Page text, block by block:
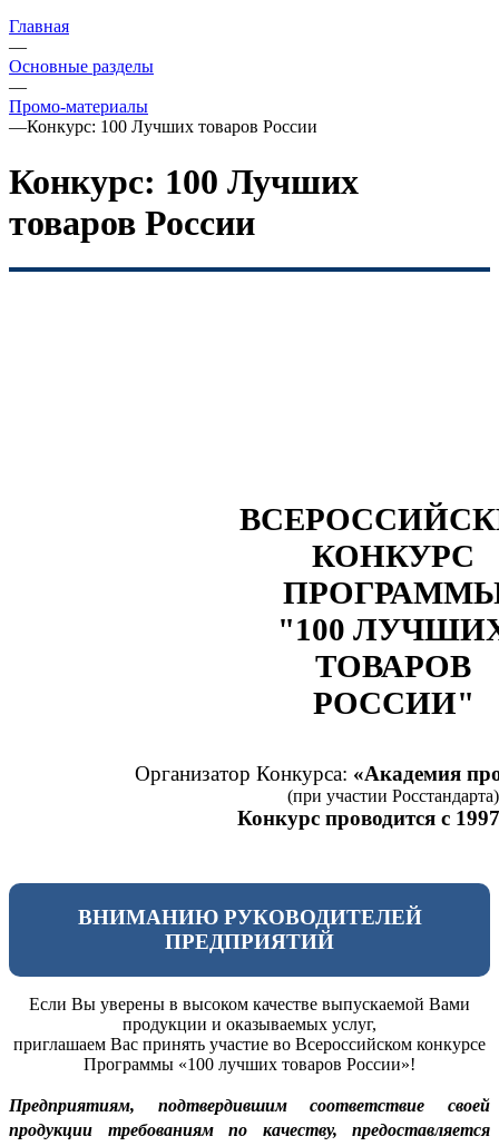
Главная
—
Основные разделы
—
Промо-материалы
—Конкурс: 100 Лучших товаров России
Конкурс: 100 Лучших
товаров России
КОНКУРС
"100
ТОВАРОВ
РОССИИ"
Организатор Конкурса: «Академия
(при участии Росстандарта)
Конкурс проводится с
ВНИМАНИЮ РУКОВОДИТЕЛЕЙ
ПРЕДПРИЯТИЙ
Если Вы уверены в высоком качестве выпускаемой Вами
продукции и оказываемых услуг,
приглашаем Вас принять участие во Всероссийском конкурсе
Программы «100 лучших товаров России»!
Предприятиям, подтвердившим соответствие своей
продукции требованиям по качеству, предоставляется